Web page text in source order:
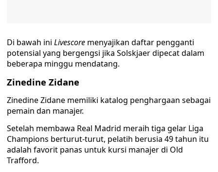
Di bawah ini Livescore menyajikan daftar pengganti
potensial yang bergengsi jika Solskjaer dipecat dalam
beberapa minggu mendatang.
Zinedine Zidane
Zinedine Zidane memiliki katalog penghargaan sebagai
pemain dan manajer.
Setelah membawa Real Madrid meraih tiga gelar Liga
Champions berturut-turut, pelatih berusia 49 tahun itu
adalah favorit panas untuk kursi manajer di Old
Trafford.